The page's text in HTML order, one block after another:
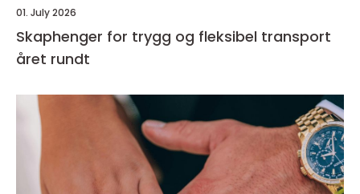
01. July 2026
Skaphenger for trygg og fleksibel transport
året rundt